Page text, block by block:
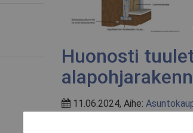
Huonosti
11.06.2024, Aihe: